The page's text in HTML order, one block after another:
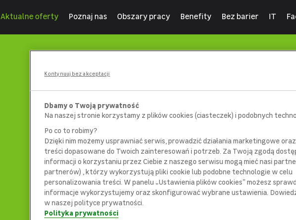
Aktualne oferty Poznaj nas Obszary pracy Benefity Bez barier IT
Dbamy o Twoją prywatność
Na naszej stronie korzystamy z plików cookies (ciasteczek) i podobnych
Po co to robimy?
Dzięki nim możemy usprawniać serwis, prowadzić działania marketingowe
treści dopasowane do Twoich zainteresowań i potrzeb. Za Twoją zgodą
informacji o korzystaniu przez Ciebie z naszego serwisu mogą mieć nasi
partnerów) , którzy wykorzystują pliki cookie lub podobne technologie w celu
personalizowania treści. W panelu „Ustawienia plików cookies” możesz
informacje wykorzystujemy oraz skonfigurować wybrane ustawienia.
w naszej polityce prywatności.
Polityka prywatności
Kontynuuj bez akceptacji